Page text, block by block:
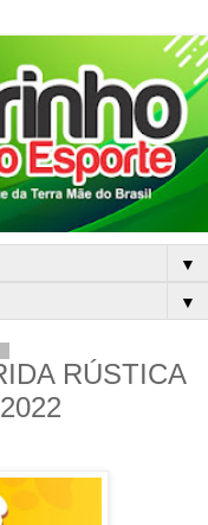
▼
▼
RÚSTICA